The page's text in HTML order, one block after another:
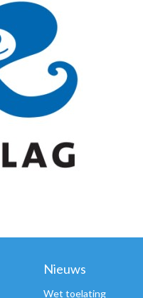
Nieuws
Wet toelating